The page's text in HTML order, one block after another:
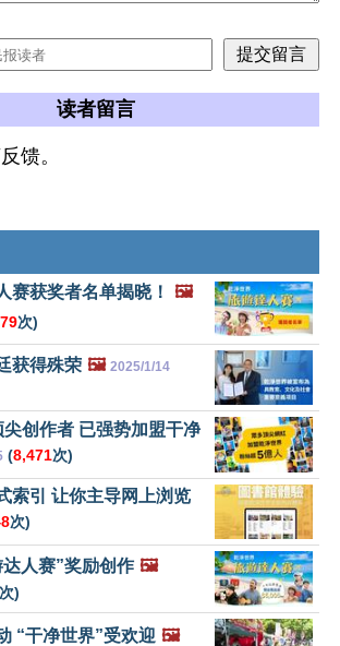
读者留言
馈。
赛获奖者名单揭晓！
🖼️
次)
获得殊荣 🖼️ 2025/1/14
创作者 已强势加盟干净
(8,471次)
索引 让你主导网上浏览
次)
人赛”奖励创作 🖼️
次)
“干净世界”受欢迎 🖼️